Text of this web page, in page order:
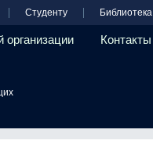
Студенту Библиотека
организации Контакты